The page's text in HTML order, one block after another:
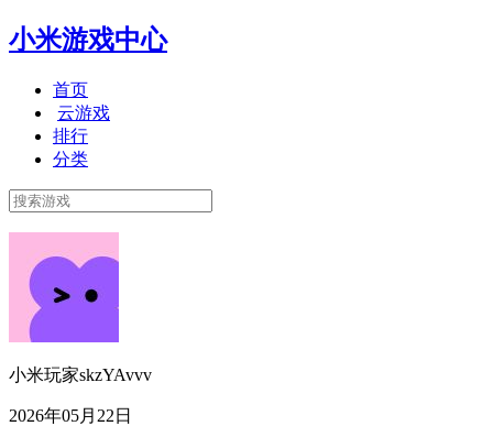
小米游戏中心
首页
云游戏
排行
分类
小米玩家skzYAvvv
2026年05月22日